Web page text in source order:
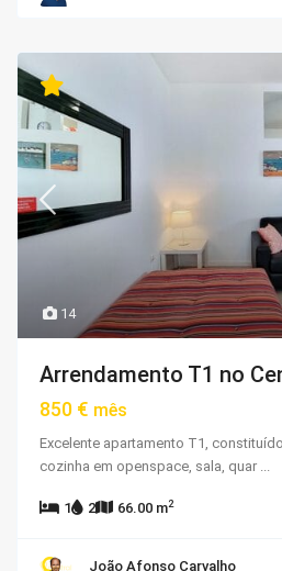
14
Arrendamento T1 no
850 € mês
Excelente apartamento T1,
cozinha em openspace, sala, quar ...
1 2 66.00 m2
João Afonso Carvalho